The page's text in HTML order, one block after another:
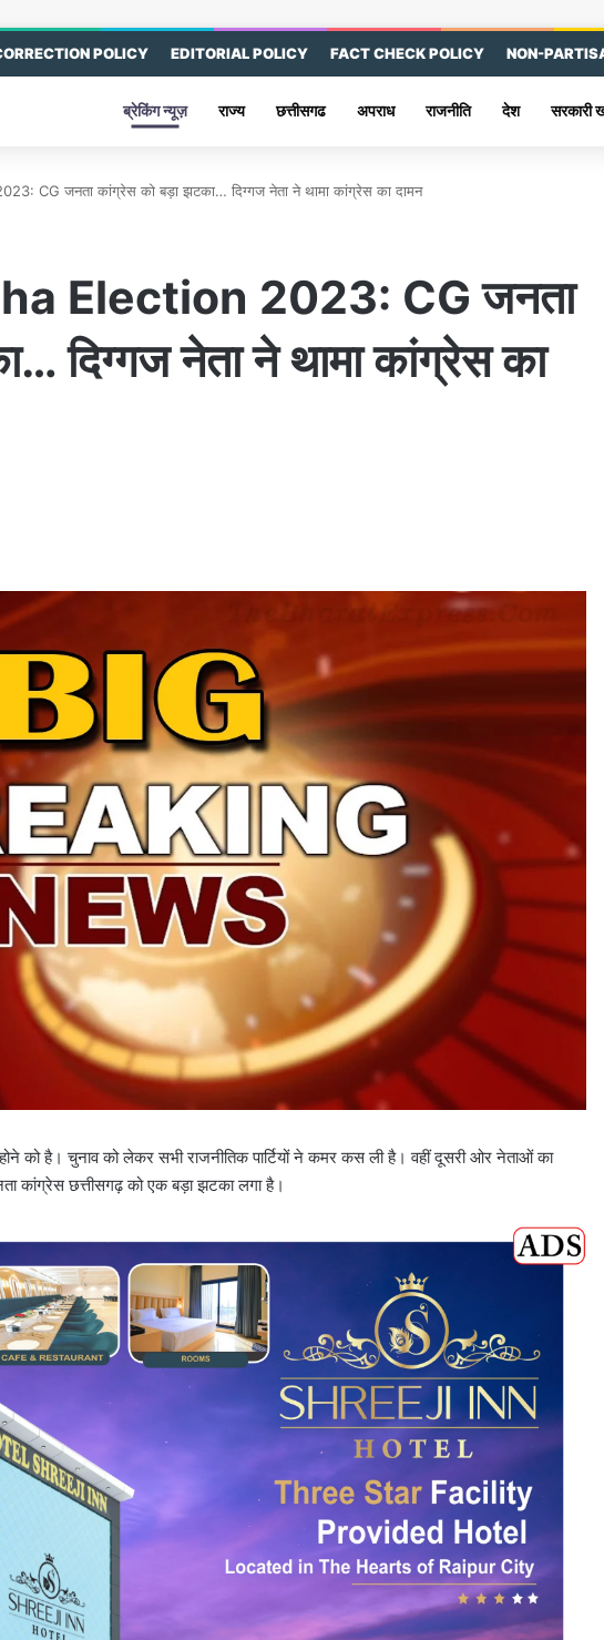
POLICY EDITORIAL POLICY FACT CHECK POLICY NON-
ब्रेकिंग न्यूज़ राज्य छत्तीसगढ अपराध राजनीति देश सरकारी
CG जनता कांग्रेस को बड़ा झटका… दिग्गज नेता ने थामा कांग्रेस का दामन
Election 2023: CG जनता
दिग्गज नेता ने थामा कांग्रेस का
को है। चुनाव को लेकर सभी राजनीतिक पार्टियों ने कमर कस ली है। वहीं दूसरी ओर नेताओं का
कांग्रेस छत्तीसगढ़ को एक बड़ा झटका लगा है।